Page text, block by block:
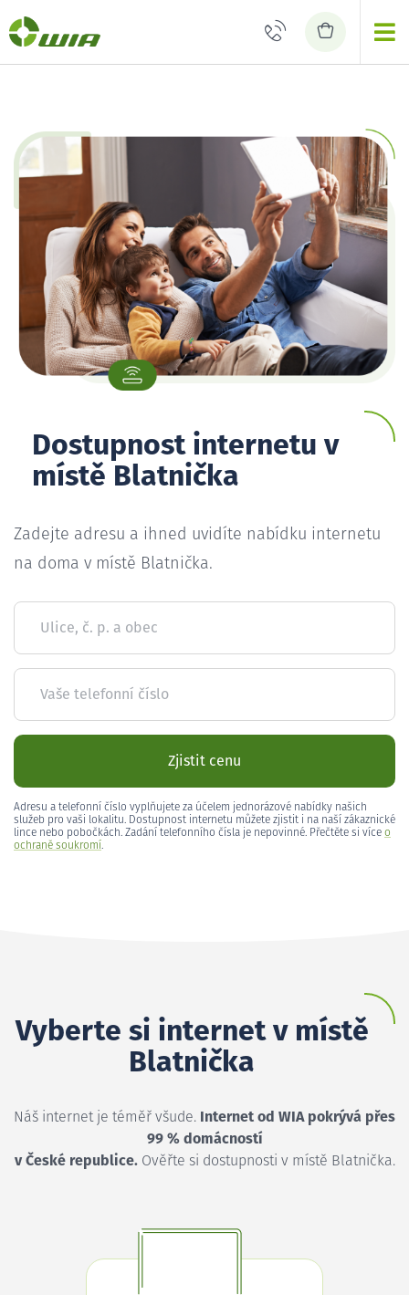
Dostupnost internetu v
místě Blatnička
Zadejte adresu a ihned uvidíte nabídku internetu
na doma v místě Blatnička.
Ulice, č. p. a obec
Vaše telefonní číslo
Zjistit cenu
Adresu a telefonní číslo vyplňujete za účelem jednorázové nabídky našich
služeb pro vaši lokalitu. Dostupnost internetu můžete zjistit i na naší zákaznické
lince nebo pobočkách. Zadání telefonního čísla je nepovinné. Přečtěte si více o
ochraně soukromí.
Vyberte si internet v místě
Blatnička
Náš internet je téměř všude. Internet od WIA pokrývá přes
99 % domácností
v České republice.Ověřte si dostupnosti v místě Blatnička.